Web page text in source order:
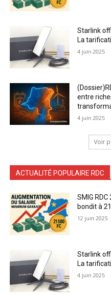
Starlink
La
4 juin 2025
entre
4 juin 2025
Voir
ACTUALITÉ POPULAIRE RDC
SMIG
bondit à
12 juin 2025
Starlink
La
4 juin 2025